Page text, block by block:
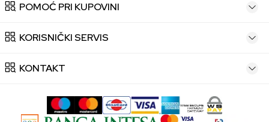
POMOĆ PRI KUPOVINI
KORISNIČKI SERVIS
KONTAKT